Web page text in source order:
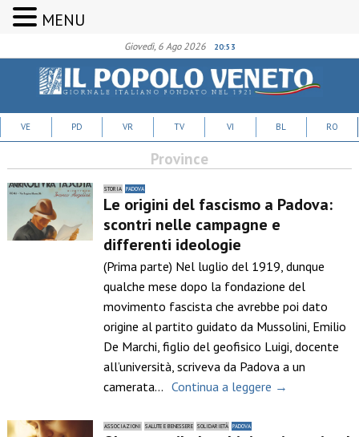
Giovedì, 6 Ago 2026 20:53
VE PD VR TV VI BL RO
Province
STORIA PADOVA
Le origini del fascismo a Padova:
scontri nelle campagne e
differenti ideologie
(Prima parte) Nel luglio del 1919, dunque
qualche mese dopo la fondazione del
movimento fascista che avrebbe poi dato
origine al partito guidato da Mussolini, Emilio
De Marchi, figlio del geofisico Luigi, docente
all’università, scriveva da Padova a un
camerata… Continua a leggere →
ASSOCIAZIONI SALUTE E BENESSERE SOLIDARIETÀ PADOVA
MENU